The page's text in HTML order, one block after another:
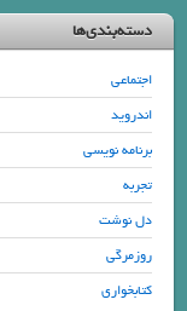
دسته‌بندی‌ها
اجتماعی
اندروید
برنامه نویسی
تجربه
دل نوشت
روزمرگی
کتابخواری